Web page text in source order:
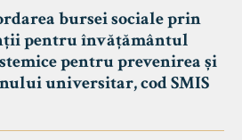
bursei sociale prin
pentru învățământul
pentru prevenirea și
universitar, cod SMIS